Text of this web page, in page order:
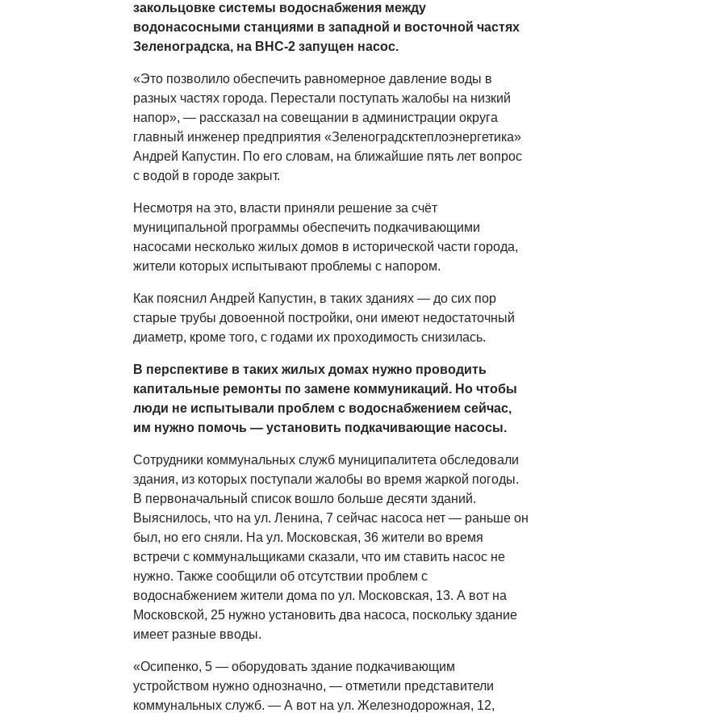
закольцовке системы водоснабжения между
водонасосными станциями в западной и восточной частях
Зеленоградска, на ВНС-2 запущен насос.
«Это позволило обеспечить равномерное давление воды в
разных частях города. Перестали поступать жалобы на низкий
напор», — рассказал на совещании в администрации округа
главный инженер предприятия «Зеленоградсктеплоэнергетика»
Андрей Капустин. По его словам, на ближайшие пять лет вопрос
с водой в городе закрыт.
Несмотря на это, власти приняли решение за счёт
муниципальной программы обеспечить подкачивающими
насосами несколько жилых домов в исторической части города,
жители которых испытывают проблемы с напором.
Как пояснил Андрей Капустин, в таких зданиях — до сих пор
старые трубы довоенной постройки, они имеют недостаточный
диаметр, кроме того, с годами их проходимость снизилась.
В перспективе в таких жилых домах нужно проводить
капитальные ремонты по замене коммуникаций. Но чтобы
люди не испытывали проблем с водоснабжением сейчас,
им нужно помочь — установить подкачивающие насосы.
Сотрудники коммунальных служб муниципалитета обследовали
здания, из которых поступали жалобы во время жаркой погоды.
В первоначальный список вошло больше десяти зданий.
Выяснилось, что на ул. Ленина, 7 сейчас насоса нет — раньше он
был, но его сняли. На ул. Московская, 36 жители во время
встречи с коммунальщиками сказали, что им ставить насос не
нужно. Также сообщили об отсутствии проблем с
водоснабжением жители дома по ул. Московская, 13. А вот на
Московской, 25 нужно установить два насоса, поскольку здание
имеет разные вводы.
«Осипенко, 5 — оборудовать здание подкачивающим
устройством нужно однозначно, — отметили представители
коммунальных служб. — А вот на ул. Железнодорожная, 12,